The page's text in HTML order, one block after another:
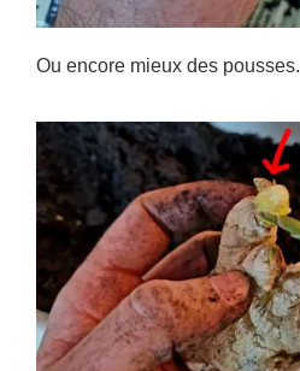
Ou encore mieux des pousses.